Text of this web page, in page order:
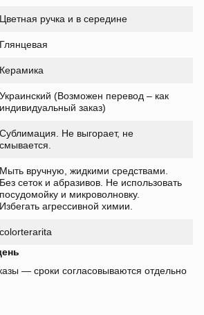
Цветная ручка и в середине
Глянцевая
Керамика
Украинский (Возможен перевод – как
индивидуальный заказ)
Сублимация. Не выгорает, не
смывается.
Мыть вручную, жидкими средствами.
Без сеток и абразивов. Не использовать
посудомойку и микроволновку.
Избегать агрессивной химии.
colorterarita
— сроки согласовываются отдельно